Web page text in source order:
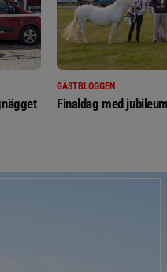
GÄSTBLOGGEN
Finaldag med